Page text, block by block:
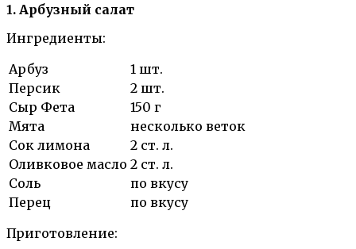
1. Арбузный салат
Ингредиенты:
Арбуз
1 шт.
Персик
2 шт.
Сыр Фета
150 г
Мята
несколько веток
Сок лимона
2 ст. л.
Оливковое масло 2 ст. л.
Соль
по вкусу
Перец
по вкусу
Приготовление: